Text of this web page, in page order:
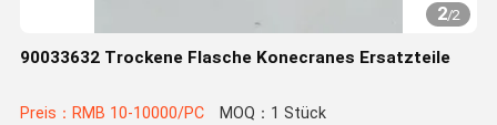
2/2
90033632 Trockene Flasche Konecranes Ersatzteile
Preis：RMB 10-10000/PC MOQ：1 Stück